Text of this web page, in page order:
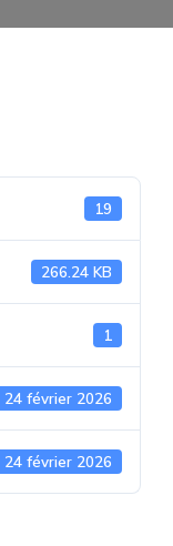
19
266.24 KB
1
24 février 2026
24 février 2026